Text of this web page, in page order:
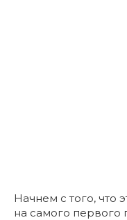
Начнем с того, что
на самого первого